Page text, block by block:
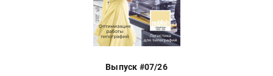
Выпуск #07/26